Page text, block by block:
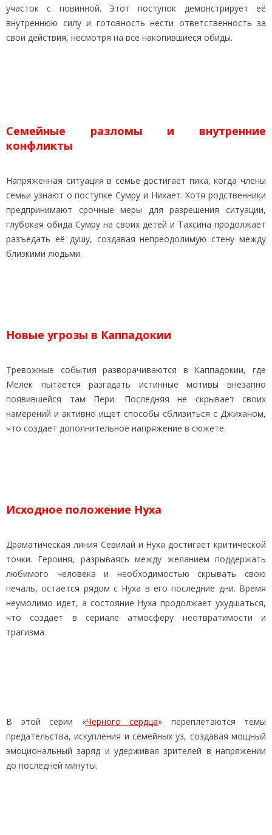
участок с повинной. Этот поступок демонстрирует её
внутреннюю силу и готовность нести ответственность за
свои действия, несмотря на все накопившиеся обиды.
Семейные разломы и внутренние
конфликты
Напряженная ситуация в семье достигает пика, когда члены
семьи узнают о поступке Сумру и Нихает. Хотя родственники
предпринимают срочные меры для разрешения ситуации,
глубокая обида Сумру на своих детей и Тахсина продолжает
разъедать её душу, создавая непреодолимую стену между
близкими людьми.
Новые угрозы в Каппадокии
Тревожные события разворачиваются в Каппадокии, где
Мелек пытается разгадать истинные мотивы внезапно
появившейся там Пери. Последняя не скрывает своих
намерений и активно ищет способы сблизиться с Джиханом,
что создает дополнительное напряжение в сюжете.
Исходное положение Нуха
Драматическая линия Севилай и Нуха достигает критической
точки. Героиня, разрываясь между желанием поддержать
любимого человека и необходимостью скрывать свою
печаль, остается рядом с Нуха в его последние дни. Время
неумолимо идет, а состояние Нуха продолжает ухудшаться,
что создает в сериале атмосферу неотвратимости и
трагизма.
В этой серии «Черного сердца» переплетаются темы
предательства, искупления и семейных уз, создавая мощный
эмоциональный заряд и удерживая зрителей в напряжении
до последней минуты.